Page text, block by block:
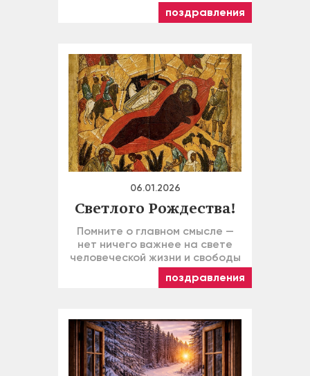
поздравления
06.01.2026
Светлого Рождества!
Помните о главном смысле —
нет ничего важнее на свете
человеческой жизни и свободы
поздравления